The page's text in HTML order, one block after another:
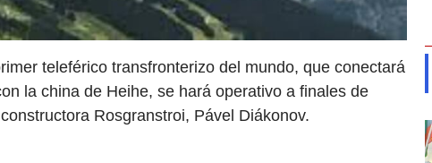
teleférico transfronterizo del mundo, que conectará
la china de Heihe, se hará operativo a finales de
Rosgranstroi, Pável Diákonov.